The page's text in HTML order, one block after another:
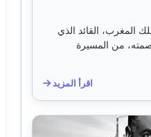
المغرب، القائد الذي
من المسيرة
اقرأ المزيد